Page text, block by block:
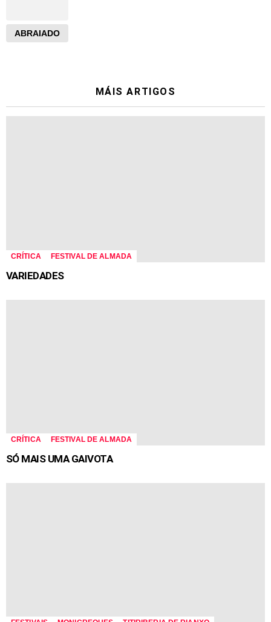
ABRAIADO
MÁIS ARTIGOS
CRÍTICA FESTIVAL DE ALMADA
VARIEDADES
CRÍTICA FESTIVAL DE ALMADA
SÓ MAIS UMA GAIVOTA